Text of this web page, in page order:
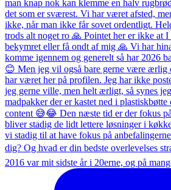
2016 var mit sidste år i 20erne, og på